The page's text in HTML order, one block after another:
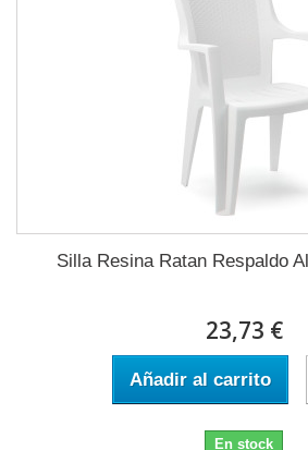
Silla Resina Ratan Respaldo
23,73 €
Añadir al carrito
En stock